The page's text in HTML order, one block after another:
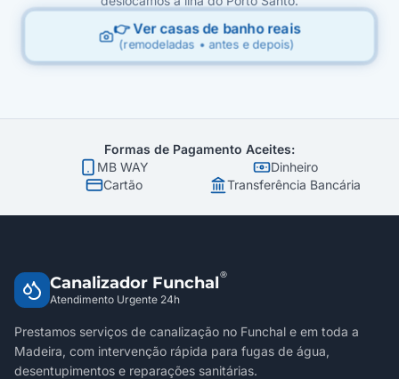
👉 Ver casas de banho reais
(remodeladas • antes e depois)
Formas de Pagamento Aceites:
MB WAY
Dinheiro
Cartão
Transferência Bancária
Canalizador Funchal®
Atendimento Urgente 24h
Prestamos serviços de canalização no Funchal e em toda a
Madeira, com intervenção rápida para fugas de água,
desentupimentos e reparações sanitárias.